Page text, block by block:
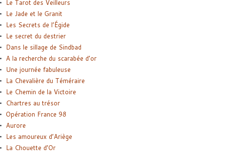
Le Tarot des Veilleurs
Le Jade et le Granit
Les Secrets de l’Égide
Le secret du destrier
Dans le sillage de Sindbad
A la recherche du scarabée d’or
Une journée fabuleuse
La Chevalière du Téméraire
Le Chemin de la Victoire
Chartres au trésor
Opération France 98
Aurore
Les amoureux d’Ariège
La Chouette d’Or